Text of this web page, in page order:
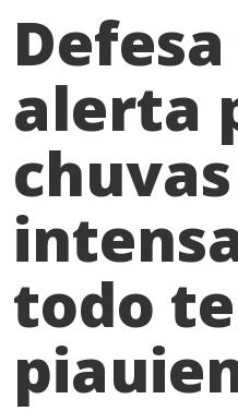
alerta
chuvas
todo